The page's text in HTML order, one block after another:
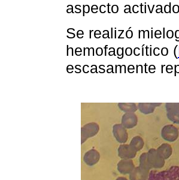
aspecto
Se realizó
hemofagocítico (
escasamente